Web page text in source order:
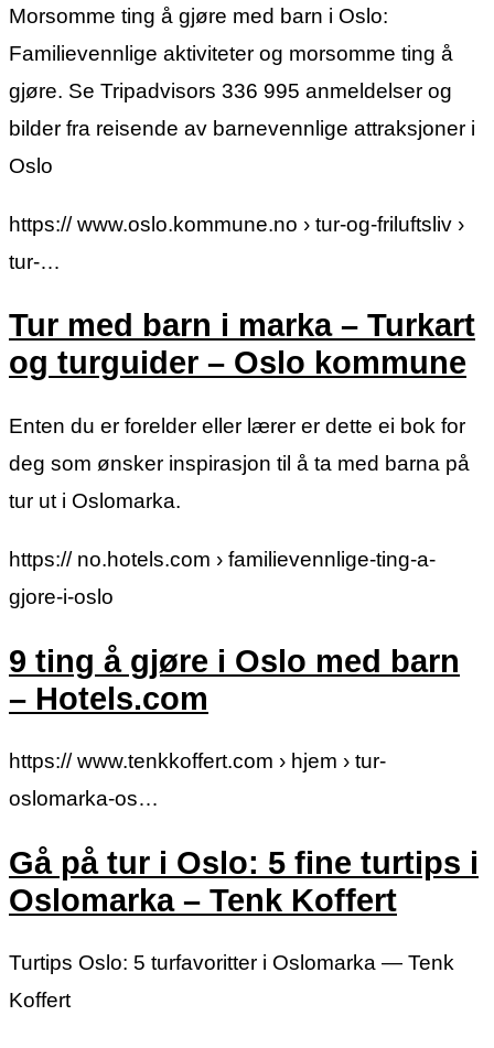
Morsomme ting å gjøre med barn i Oslo:
Familievennlige aktiviteter og morsomme ting å
gjøre. Se Tripadvisors 336 995 anmeldelser og
bilder fra reisende av barnevennlige attraksjoner i
Oslo
https:// www.oslo.kommune.no › tur-og-friluftsliv ›
tur-…
Tur med barn i marka – Turkart
og turguider – Oslo kommune
Enten du er forelder eller lærer er dette ei bok for
deg som ønsker inspirasjon til å ta med barna på
tur ut i Oslomarka.
https:// no.hotels.com › familievennlige-ting-a-
gjore-i-oslo
9 ting å gjøre i Oslo med barn
– Hotels.com
https:// www.tenkkoffert.com › hjem › tur-
oslomarka-os…
Gå på tur i Oslo: 5 fine turtips i
Oslomarka – Tenk Koffert
Turtips Oslo: 5 turfavoritter i Oslomarka — Tenk
Koffert